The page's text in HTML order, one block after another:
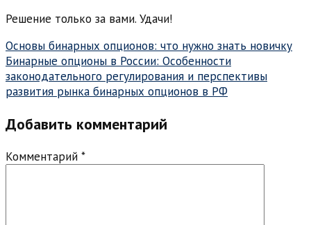
Решение только за вами. Удачи!
Навигация
по
записям
Основы бинарных опционов: что нужно знать новичку
Бинарные опционы в России: Особенности
законодательного регулирования и перспективы
развития рынка бинарных опционов в РФ
Добавить комментарий
Комментарий *